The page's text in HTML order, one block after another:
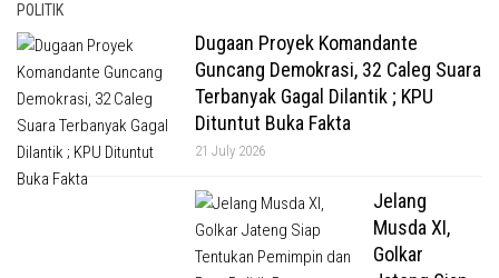
POLITIK
Dugaan Proyek Komandante
Guncang Demokrasi, 32 Caleg Suara
Terbanyak Gagal Dilantik ; KPU
Dituntut Buka Fakta
21 July 2026
Jelang
Musda XI,
Golkar